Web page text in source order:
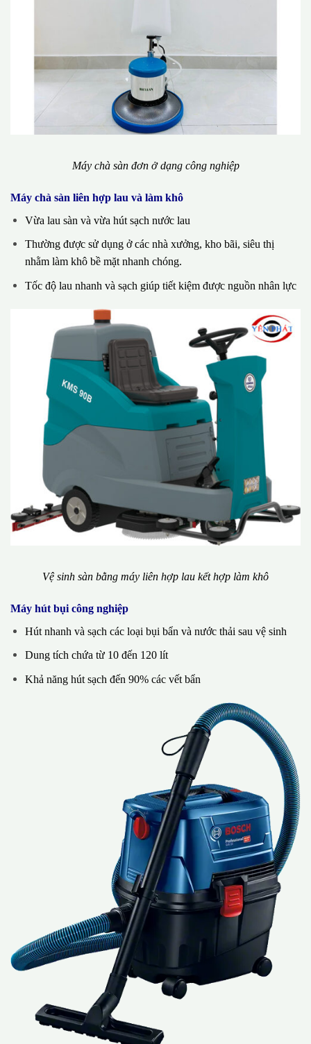
Máy chà sàn đơn ở dạng công nghiệp
Máy chà sàn liên hợp lau và làm khô
Vừa lau sàn và vừa hút sạch nước lau
Thường được sử dụng ở các nhà xưởng, kho bãi, siêu thị
nhằm làm khô bề mặt nhanh chóng.
Tốc độ lau nhanh và sạch giúp tiết kiệm được nguồn nhân lực
Vệ sinh sàn bằng máy liên hợp lau kết hợp làm khô
Máy hút bụi công nghiệp
Hút nhanh và sạch các loại bụi bẩn và nước thải sau vệ sinh
Dung tích chứa từ 10 đến 120 lít
Khả năng hút sạch đến 90% các vết bẩn